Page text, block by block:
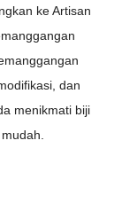
ke Artisan
dan
menikmati biji